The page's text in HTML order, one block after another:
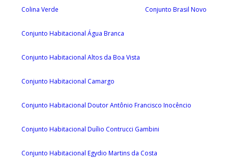
Colina Verde Conjunto Brasil Novo
Conjunto Habitacional Água Branca
Conjunto Habitacional Altos da Boa Vista
Conjunto Habitacional Camargo
Conjunto Habitacional Doutor Antônio Francisco Inocêncio
Conjunto Habitacional Duílio Contrucci Gambini
Conjunto Habitacional Egydio Martins da Costa